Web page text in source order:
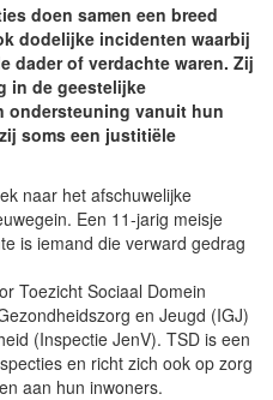
doen samen een breed
dodelijke incidenten waarbij
dader of verdachte waren. Zij
in de geestelijke
ondersteuning vanuit hun
soms een justitiële
naar het afschuwelijke
Een 11-jarig meisje
is iemand die verward gedrag
Toezicht Sociaal Domein
en Jeugd (IGJ)
(Inspectie JenV). TSD is een
en richt zich ook op zorg
aan hun inwoners.